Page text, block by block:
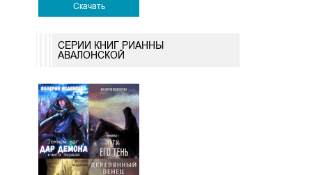
Скачать
СЕРИИ КНИГ РИАННЫ
АВАЛОНСКОЙ